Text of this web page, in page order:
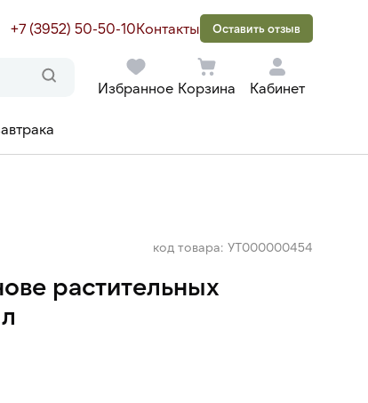
+7 (3952) 50-50-10Контакты Оставить отзыв
Избранное Корзина Кабинет
код товара: УТ000000454
растительных